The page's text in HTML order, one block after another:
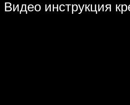
Видео инструкция